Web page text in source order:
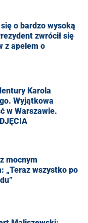
o bardzo wysoką
zwrócił się
z apelem o
Karola
Wyjątkowa
w Warszawie.
mocnym
„Teraz wszystko po